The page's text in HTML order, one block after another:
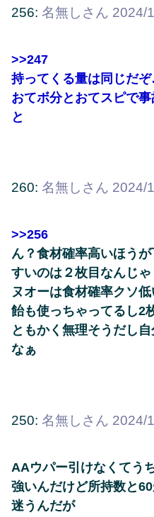
256: 名無しさん 2024/
>>247
持ってくる量は同じだ
おてボ分とおてスピで
と
260: 名無しさん 2024/
>>256
ん？食材確率高いほう
すいのは２枚目なんじゃ
ヌオーは食材確率クソ
飴も使っちゃってるし2
ともかく無理そうだし
なぁ
250: 名無しさん 2024/
AAウパー引けなくてう
強いんだけど所持数と
迷うんだが